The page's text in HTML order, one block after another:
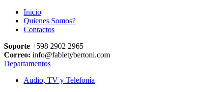
Inicio
Quienes Somos?
Contactos
Soporte +598 2902 2965
Correo: info@fabletybertoni.com
Departamentos
Audio, TV y Telefonía